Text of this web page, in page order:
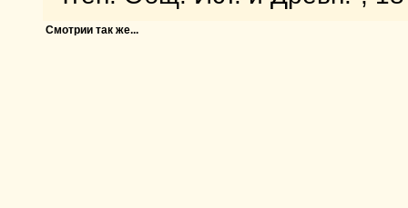
Смотрии так же...